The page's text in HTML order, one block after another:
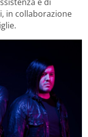
in collaborazione